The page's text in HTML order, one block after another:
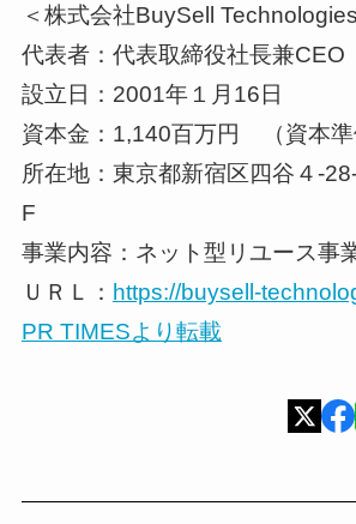
＜株式会社BuySell
代表者：代表取締役社長兼
設立日：2001年１月16日
資本金：1,140百万円 （資本準
所在地：東京都新宿区四谷４-
F
事業内容：ネット型リユース事
ＵＲＬ： https://buysell-
PR TIMESより転載